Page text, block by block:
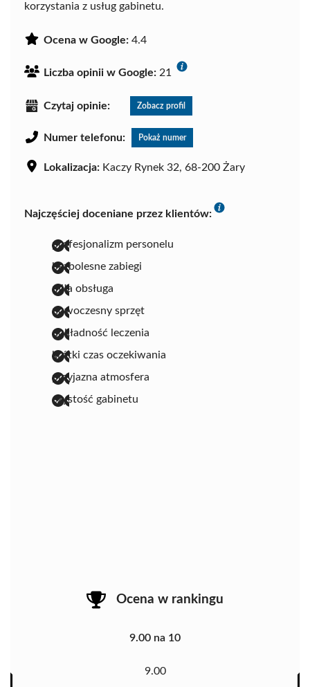
korzystania z usług gabinetu.
Ocena w Google: 4.4
Liczba opinii w Google: 21
Czytaj opinie: Zobacz profil
Numer telefonu: Pokaż numer
Lokalizacja: Kaczy Rynek 32, 68-200 Żary
Najczęściej doceniane przez klientów:
profesjonalizm personelu
bezbolesne zabiegi
miła obsługa
nowoczesny sprzęt
dokładność leczenia
krótki czas oczekiwania
przyjazna atmosfera
czystość gabinetu
Ocena w rankingu
9.00 na 10
9.00